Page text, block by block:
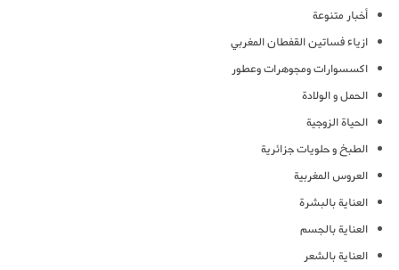
أخبار متنوعة
ازياء فساتين القفطان المغربي
اكسسوارات ومجوهرات وعطور
الحمل و الولادة
الحياة الزوجية
الطبخ و حلويات جزائرية
العروس المغربية
العناية بالبشرة
العناية بالجسم
العناية بالشعر